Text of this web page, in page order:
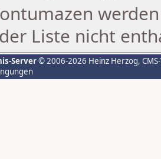
Liste nicht
Server© 2006-2026 Heinz Herzog,